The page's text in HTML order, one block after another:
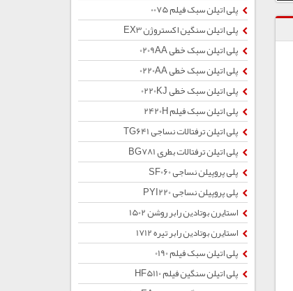
پلی اتیلن سبک فیلم 0075
پلی اتیلن سنگین اکستروژن EX3
پلی اتیلن سبک خطی 0209AA
پلی اتیلن سبک خطی 0220AA
پلی اتیلن سبک خطی 0220KJ
پلی اتیلن سبک فیلم 2420H
پلی اتیلن ترفتالات نساجی TG641
پلی اتیلن ترفتالات بطری BG781
پلی پروپیلن نساجی SF060
پلی پروپیلن نساجی PYI220
استایرن بوتادین رابر روشن 1502
استایرن بوتادین رابر تیره 1712
پلی اتیلن سبک فیلم 0190
پلی اتیلن سنگین فیلم HF5110